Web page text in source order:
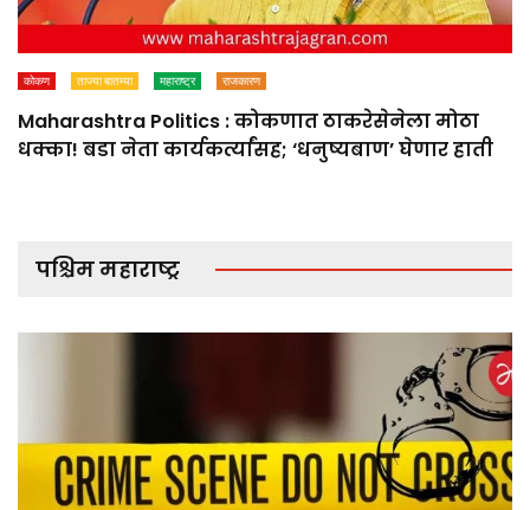
कोकण ताज्या बातम्या महाराष्ट्र राजकारण
Maharashtra Politics : कोकणात ठाकरेसेनेला मोठा
धक्का! बडा नेता कार्यकर्त्यांसह; ‘धनुष्यबाण’ घेणार हाती
पश्चिम महाराष्ट्र